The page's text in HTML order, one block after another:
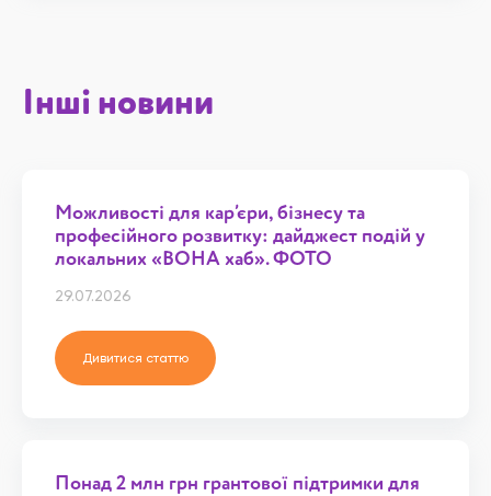
Інші новини
Можливості для кар’єри, бізнесу та
професійного розвитку: дайджест подій у
локальних «ВОНА хаб». ФОТО
29.07.2026
Дивитися статтю
Понад 2 млн грн грантової підтримки для